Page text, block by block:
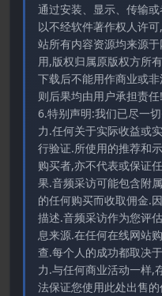
通过安装、显示、传输
以不经软件著作权人许
站所有内容资源均来源
用,版权归属原版权方所
下载后不能用作商业或
则后果均由用户承担责任!
6.特别声明:我们已尽一
力.任何关于实际收益或
行验证.所使用的推荐和
购买者,亦不代表或保证
果.音频采访可能包含附
的任何购买而收取佣金.
描述.音频采访作为您评
息来源.在任何在线网站
查.每个人的成功都取决
力.与任何商业活动一样,
法保证您使用此处出售